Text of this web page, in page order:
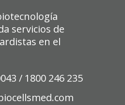
servicios de
en el
/ 1800 246 235